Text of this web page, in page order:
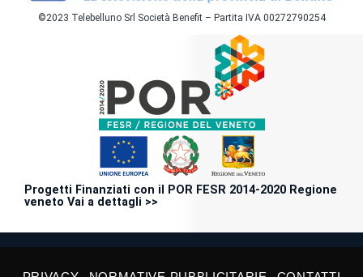
©2023 Telebelluno Srl Società Benefit – Partita IVA 00272790254
Progetti Finanziati con il POR FESR 2014-2020 Regione
veneto Vai a dettagli >>